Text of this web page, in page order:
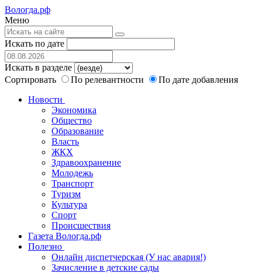
Вологда.рф
Меню
Искать по дате
Искать в разделе
Сортировать
По релевантности
По дате добавления
Новости
Экономика
Общество
Образование
Власть
ЖКХ
Здравоохранение
Молодежь
Транспорт
Туризм
Культура
Спорт
Происшествия
Газета Вологда.рф
Полезно
Онлайн диспетчерская (У нас авария!)
Зачисление в детские сады